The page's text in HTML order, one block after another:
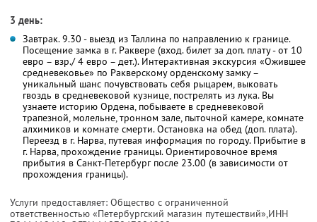
3 день:
Завтрак. 9.30 - выезд из Таллина по направлению к границе.
Посещение замка в г. Раквере (вход. билет за доп. плату - от 10
евро – взр./ 4 евро – дет.). Интерактивная экскурсия «Ожившее
средневековье» по Ракверскому орденскому замку –
уникальный шанс почувствовать себя рыцарем, выковать
гвоздь в средневековой кузнице, пострелять из лука. Вы
узнаете историю Ордена, побываете в средневековой
трапезной, молельне, тронном зале, пыточной камере, комнате
алхимиков и комнате смерти. Остановка на обед (доп. плата).
Переезд в г. Нарва, путевая информация по городу. Прибытие в
г. Нарва, прохождение границы. Ориентировочное время
прибытия в Санкт-Петербург после 23.00 (в зависимости от
прохождения границы).
Услуги предоставляет: Общество с ограниченной
ответственностью «Петербургский магазин путешествий»,ИНН